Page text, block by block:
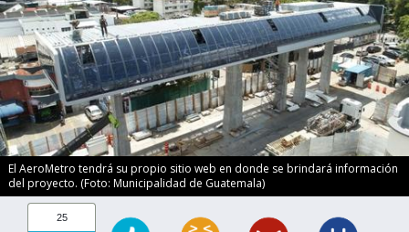
El AeroMetro tendrá su propio sitio web en donde se brindará información
del proyecto. (Foto: Municipalidad de Guatemala)
25